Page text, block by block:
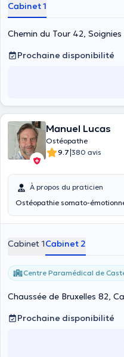
Cabinet 1
Chemin du Tour 42, Soignies
Prochaine disponibilité
Manuel Lucas
Ostéopathe
9.7|380 avis
À propos du praticien
Ostéopathie somato-
Cabinet 1Cabinet 2
Centre Paramédical de
Chaussée de Bruxelles 82,
Prochaine disponibilité